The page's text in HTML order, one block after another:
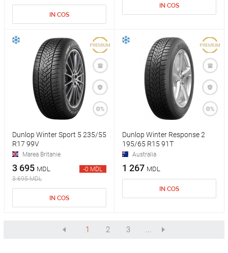
IN COS
IN COS
Dunlop Winter Sport 5 235/55
R17 99V
Marea Britanie
3 695 MDL
3 695 MDL
-0 MDL
IN COS
Dunlop Winter Response 2
195/65 R15 91T
Australia
1 267 MDL
IN COS
1 2 3 ...